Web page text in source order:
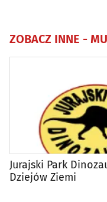
Ośrodki kultury, Kluby
ZOBACZ INNE -
Jurajski Park
Dziejów Ziemi